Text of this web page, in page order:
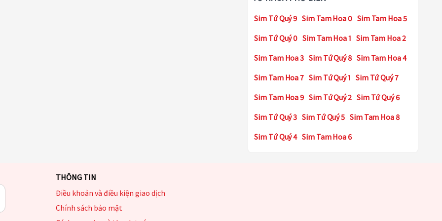
Sim Tứ Quý 9 Sim Tam Hoa 0 Sim Tam Hoa 5
Sim Tứ Quý 0 Sim Tam Hoa 1 Sim Tam Hoa 2
Sim Tam Hoa 3 Sim Tứ Quý 8 Sim Tam Hoa 4
Sim Tam Hoa 7 Sim Tứ Quý 1 Sim Tứ Quý 7
Sim Tam Hoa 9 Sim Tứ Quý 2 Sim Tứ Quý 6
Sim Tứ Quý 3 Sim Tứ Quý 5 Sim Tam Hoa 8
Sim Tứ Quý 4 Sim Tam Hoa 6
THÔNG TIN
Điều khoản và điều kiện giao dịch
Chính sách bảo mật